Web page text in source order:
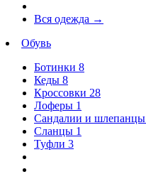
Вся одежда →
Обувь
Ботинки 8
Кеды 8
Кроссовки 28
Лоферы 1
Сандалии и шлепанцы
Сланцы 1
Туфли 3